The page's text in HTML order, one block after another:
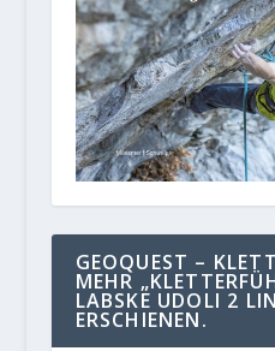
GEOQUEST –
MEHR
LABSKE UDOLI 2
ERSCHIENEN.